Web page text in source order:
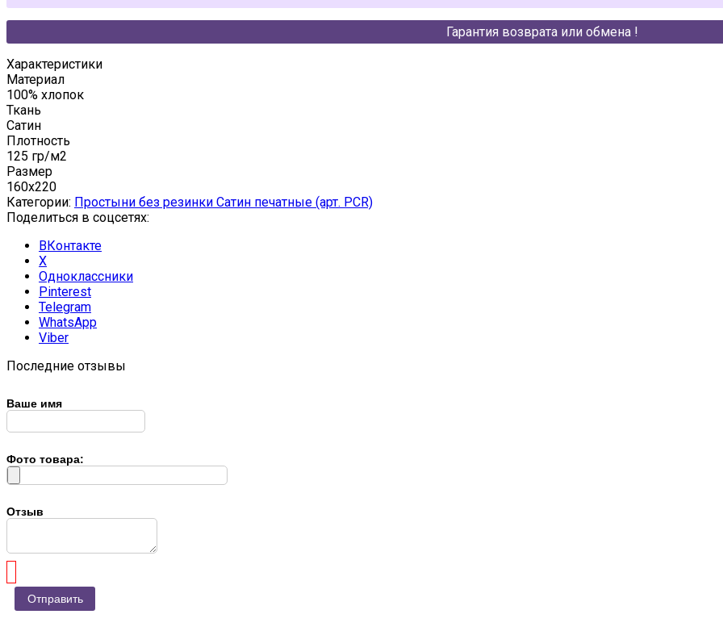
Гарантия возврата или обмена !
Характеристики
Материал
100% хлопок
Ткань
Сатин
Плотность
125 гр/м2
Размер
160x220
Категории: Простыни без резинки Сатин печатные (арт. PCR)
Поделиться в соцсетях:
ВКонтакте
X
Одноклассники
Pinterest
Telegram
WhatsApp
Viber
Последние отзывы
Ваше имя
Фото товара:
Отзыв